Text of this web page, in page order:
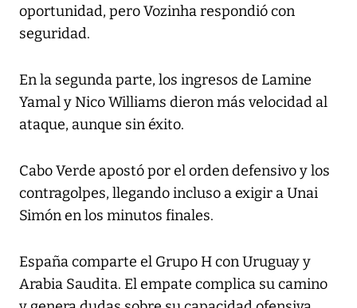
oportunidad, pero Vozinha respondió con
seguridad.
En la segunda parte, los ingresos de Lamine
Yamal y Nico Williams dieron más velocidad al
ataque, aunque sin éxito.
Cabo Verde apostó por el orden defensivo y los
contragolpes, llegando incluso a exigir a Unai
Simón en los minutos finales.
España comparte el Grupo H con Uruguay y
Arabia Saudita. El empate complica su camino